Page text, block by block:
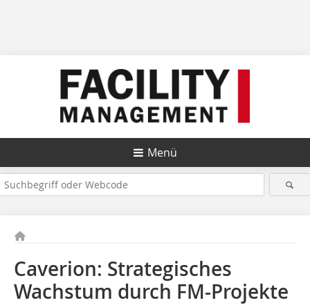
Menü
Caverion: Strategisches
Wachstum durch FM-Projekte